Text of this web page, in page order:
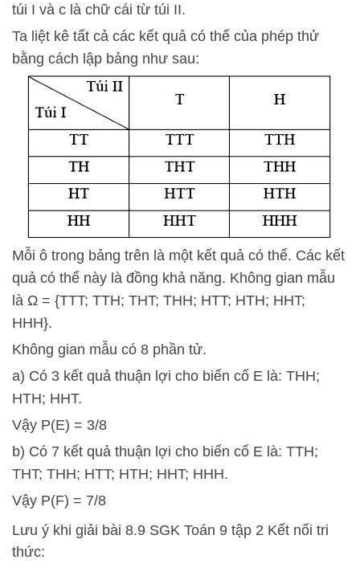
túi I và c là chữ cái từ túi II.
Ta liệt kê tất cả các kết quả có thể của phép thử
bằng cách lập bảng như sau:
Mỗi ô trong bảng trên là một kết quả có thể. Các kết
quả có thể này là đồng khả năng. Không gian mẫu
là Ω = {TTT; TTH; THT; THH; HTT; HTH; HHT;
HHH}.
Không gian mẫu có 8 phần tử.
a) Có 3 kết quả thuận lợi cho biến cố E là: THH;
HTH; HHT.
Vậy P(E) = 3/8
b) Có 7 kết quả thuận lợi cho biến cố E là: TTH;
THT; THH; HTT; HTH; HHT; HHH.
Vậy P(F) = 7/8
Lưu ý khi giải bài 8.9 SGK Toán 9 tập 2 Kết nối tri
thức: